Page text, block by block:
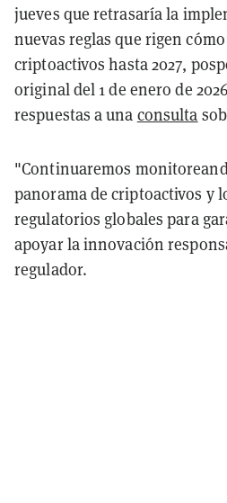
jueves que retrasaría la
nuevas reglas que rigen
criptoactivos hasta 2027,
original del 1 de enero de
respuestas a una consulta
"Continuaremos
panorama de criptoactivos y
regulatorios globales para
apoyar la innovación
regulador.